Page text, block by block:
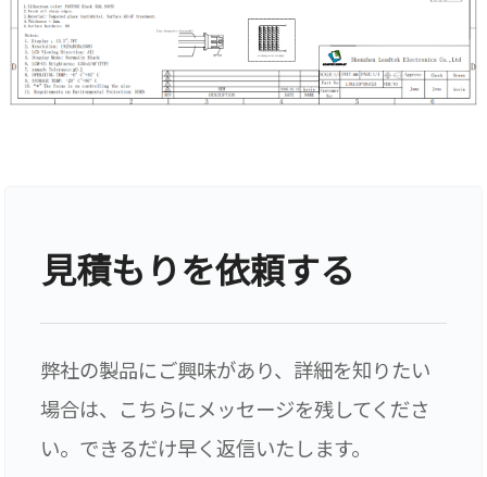
見積もりを依頼する
弊社の製品にご興味があり、詳細を知りたい
場合は、こちらにメッセージを残してくださ
い。できるだけ早く返信いたします。